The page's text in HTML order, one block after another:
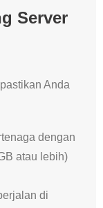
Server
Anda
dengan
atau lebih)
di